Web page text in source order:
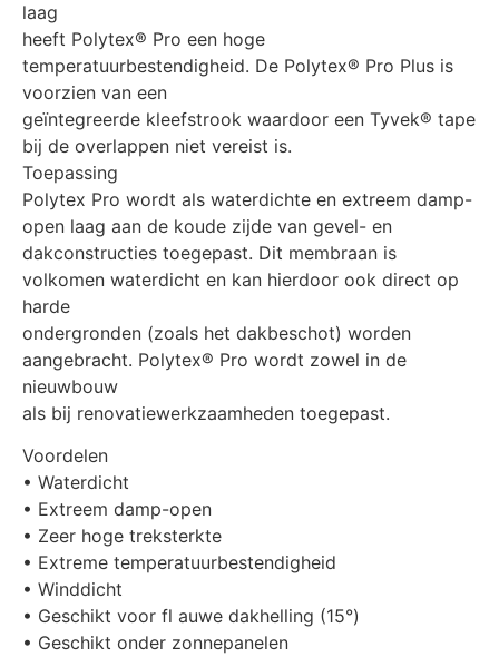
laag
heeft Polytex® Pro een hoge
temperatuurbestendigheid. De Polytex® Pro Plus is
voorzien van een
geïntegreerde kleefstrook waardoor een Tyvek® tape
bij de overlappen niet vereist is.
Toepassing
Polytex Pro wordt als waterdichte en extreem damp-
open laag aan de koude zijde van gevel- en
dakconstructies toegepast. Dit membraan is
volkomen waterdicht en kan hierdoor ook direct op
harde
ondergronden (zoals het dakbeschot) worden
aangebracht. Polytex® Pro wordt zowel in de
nieuwbouw
als bij renovatiewerkzaamheden toegepast.
Voordelen
• Waterdicht
• Extreem damp-open
• Zeer hoge treksterkte
• Extreme temperatuurbestendigheid
• Winddicht
• Geschikt voor fl auwe dakhelling (15°)
• Geschikt onder zonnepanelen